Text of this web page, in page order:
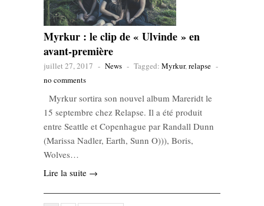
Myrkur : le clip de « Ulvinde » en
avant-première
juillet 27, 2017 - News - Tagged: Myrkur,relapse -
no comments
Myrkur sortira son nouvel album Mareridt le
15 septembre chez Relapse. Il a été produit
entre Seattle et Copenhague par Randall Dunn
(Marissa Nadler, Earth, Sunn O))), Boris,
Wolves…
Lire la suite →